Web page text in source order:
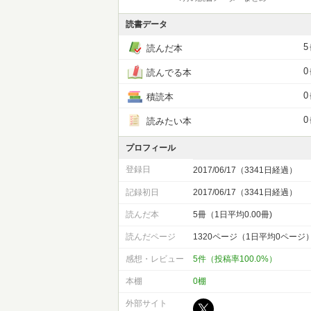
読書データ
読んだ本 5
読んでる本 0
積読本 0
読みたい本 0
プロフィール
登録日 2017/06/17（3341日経過）
記録初日 2017/06/17（3341日経過）
読んだ本 5冊（1日平均0.00冊)
読んだページ 1320ページ（1日平均0ページ）
感想・レビュー 5件（投稿率100.0%）
本棚 0棚
外部サイト